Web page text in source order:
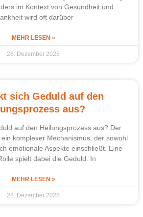
im Kontext von Gesundheit und
wird oft darüber
MEHR LESEN »
28. Dezember 2025
sich Geduld auf den
aus?
auf den Heilungsprozess aus? Der
komplexer Mechanismus, der sowohl
emotionale Aspekte einschließt. Eine
spielt dabei die Geduld. In
MEHR LESEN »
28. Dezember 2025